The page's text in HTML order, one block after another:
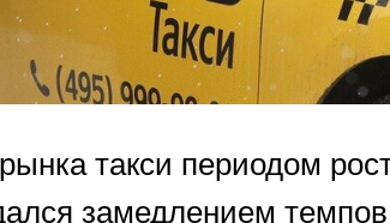
такси периодом
замедлением темпов